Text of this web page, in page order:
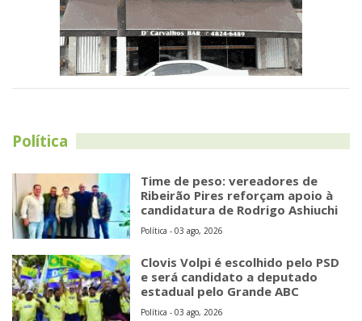
Política
Time de peso: vereadores de
Ribeirão Pires reforçam apoio à
candidatura de Rodrigo Ashiuchi
Política - 03 ago, 2026
Clovis Volpi é escolhido pelo PSD
e será candidato a deputado
estadual pelo Grande ABC
Política - 03 ago, 2026